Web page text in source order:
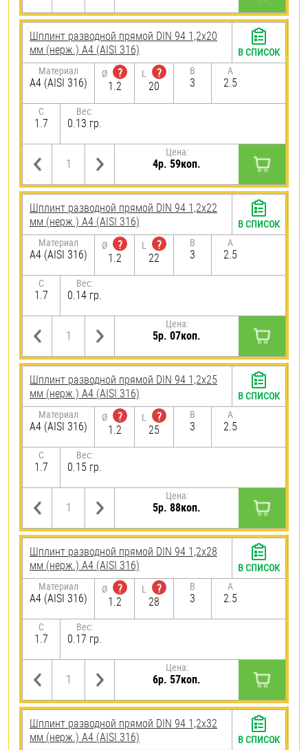
Шплинт разводной прямой DIN 94 1,2х20
мм (нерж.) A4 (AISI 316)
Материал
A4 (AISI 316)
Ø
?
1.2
L
?
20
B
3
A
2.5
C
1.7
Вес:
0.13 гр.
Цена:
4р. 59коп.
В СПИСОК
Шплинт разводной прямой DIN 94 1,2х22
мм (нерж.) A4 (AISI 316)
Материал
A4 (AISI 316)
Ø
?
1.2
L
?
22
B
3
A
2.5
C
1.7
Вес:
0.14 гр.
Цена:
5р. 07коп.
В СПИСОК
Шплинт разводной прямой DIN 94 1,2х25
мм (нерж.) A4 (AISI 316)
Материал
A4 (AISI 316)
Ø
?
1.2
L
?
25
B
3
A
2.5
C
1.7
Вес:
0.15 гр.
Цена:
5р. 88коп.
В СПИСОК
Шплинт разводной прямой DIN 94 1,2х28
мм (нерж.) A4 (AISI 316)
Материал
A4 (AISI 316)
Ø
?
1.2
L
?
28
B
3
A
2.5
C
1.7
Вес:
0.17 гр.
Цена:
6р. 57коп.
В СПИСОК
Шплинт разводной прямой DIN 94 1,2х32
мм (нерж.) A4 (AISI 316)
В СПИСОК